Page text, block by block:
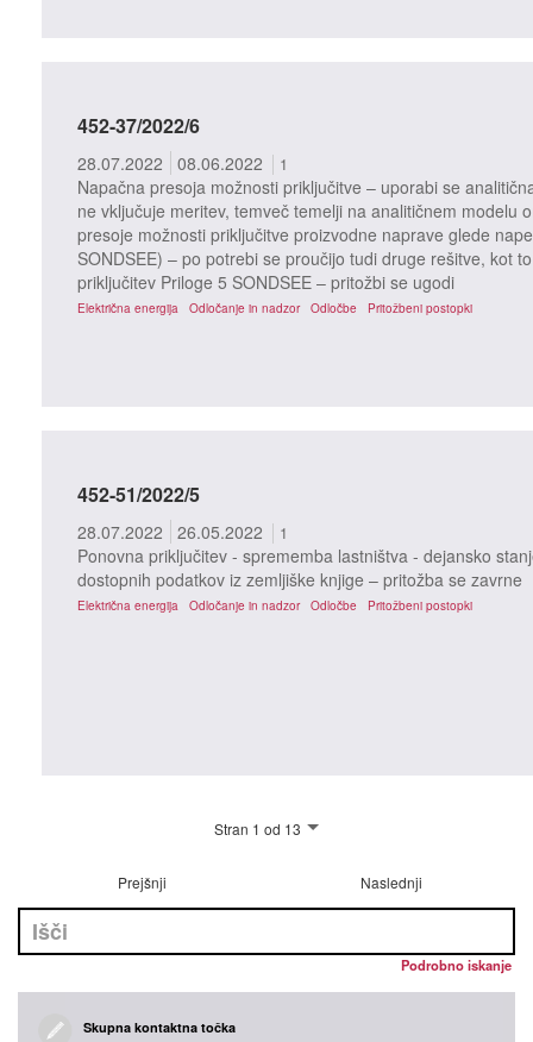
452-37/2022/6
28.07.2022 08.06.2022 1
Napačna presoja možnosti priključitve – uporabi se
ne vključuje meritev, temveč temelji na analitičnem modelu
presoje možnosti priključitve proizvodne naprave glede
SONDSEE) – po potrebi se proučijo tudi druge rešitve, kot
priključitev Priloge 5 SONDSEE – pritožbi se ugodi
Električna energija Odločanje in nadzor Odločbe Pritožbeni postopki
452-51/2022/5
28.07.2022 26.05.2022 1
Ponovna priključitev - sprememba lastništva - dejansko
dostopnih podatkov iz zemljiške knjige – pritožba se zavrne
Električna energija Odločanje in nadzor Odločbe Pritožbeni postopki
Stran 1 od 13
Prejšnji Naslednji
Podrobno iskanje
Skupna kontaktna točka